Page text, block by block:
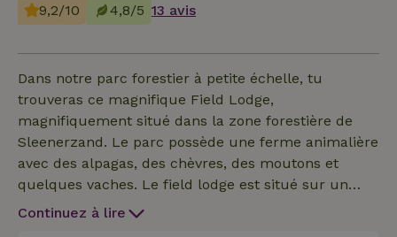
9,2/10 4,8/5 13 avis
Dans notre parc forestier à petite échelle, tu
trouveras ce magnifique Field Lodge,
magnifiquement situé dans la zone forestière de
Sleenerzand. Le parc possède une ferme animalière
avec des alpagas, des chèvres, des moutons et
quelques vaches. Le field lodge est situé sur un
terrain partagé avec la possibilité de camper avec
Continuez à lire